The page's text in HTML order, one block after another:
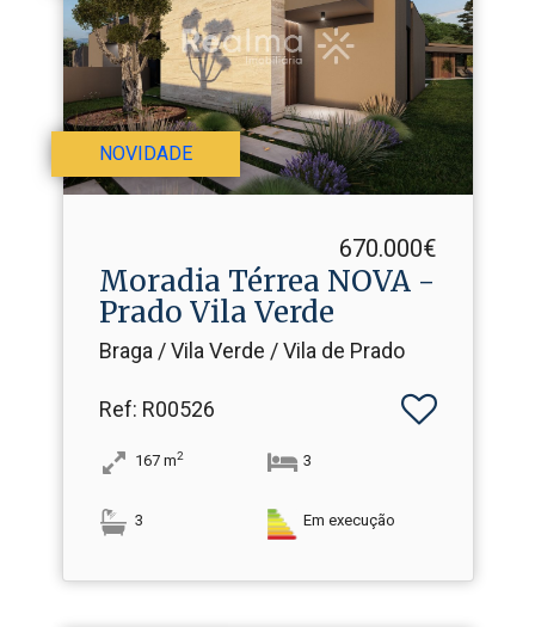
NOVIDADE
670.000€
Moradia Térrea NOVA -
Prado Vila Verde
Braga / Vila Verde / Vila de Prado
Ref: R00526
167 m2 3
3 Em execução